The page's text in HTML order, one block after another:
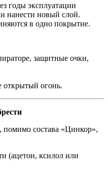
годы эксплуатации
и нанести новый слой.
в одно покрытие.
защитные очки,
открытый огонь.
помимо состава «Цинкор»,
(ацетон, ксилол или